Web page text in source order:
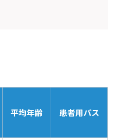
平均年齢 患者用パス